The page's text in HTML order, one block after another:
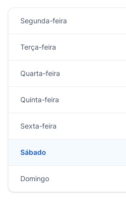
Segunda-feira
Terça-feira
Quarta-feira
Quinta-feira
Sexta-feira
Sábado
Domingo